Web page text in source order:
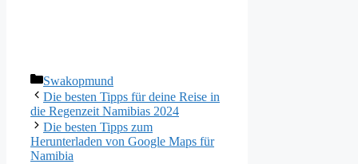
Kategorien
Swakopmund
Die besten Tipps für deine Reise in
die Regenzeit Namibias 2024
Die besten Tipps zum
Herunterladen von Google Maps für
Namibia